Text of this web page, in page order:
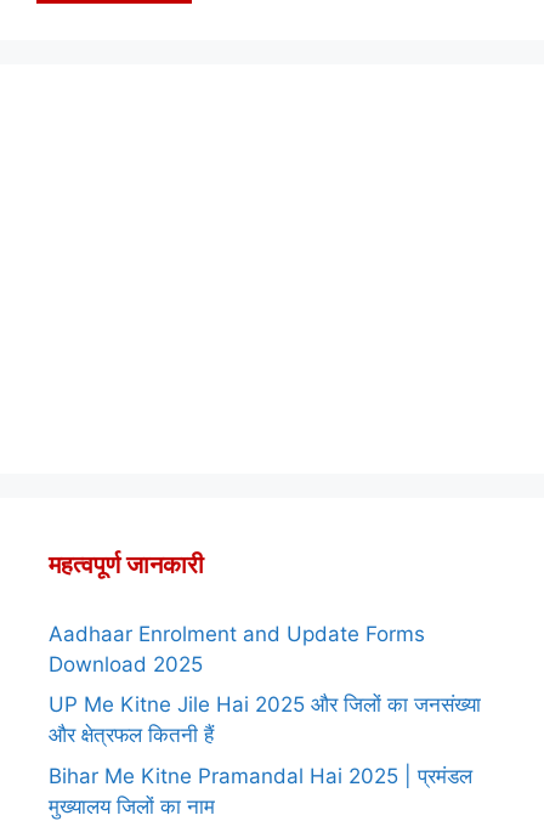
महत्वपूर्ण जानकारी
Aadhaar Enrolment and Update Forms
Download 2025
UP Me Kitne Jile Hai 2025 और जिलों का जनसंख्या
और क्षेत्रफल कितनी हैं
Bihar Me Kitne Pramandal Hai 2025 | प्रमंडल
मुख्यालय जिलों का नाम